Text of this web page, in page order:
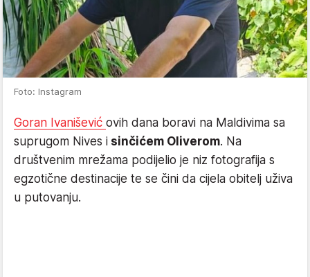
Foto: Instagram
Goran Ivanišević ovih dana boravi na Maldivima sa
suprugom Nives i sinčićem Oliverom. Na
društvenim mrežama podijelio je niz fotografija s
egzotične destinacije te se čini da cijela obitelj uživa
u putovanju.